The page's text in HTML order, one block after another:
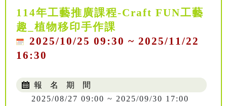
114年工藝推廣課程-Craft FUN工藝
趣_植物移印手作課
2025/10/25 09:30 ~ 2025/11/22
16:30
報 名 期 間
2025/08/27 09:00 ~ 2025/09/30 17:00